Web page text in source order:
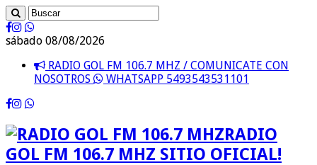
sábado 08/08/2026
RADIO GOL FM 106.7 MHZ / COMUNICATE CON
NOSOTROS
WHATSAPP 5493543531101
RADIO
GOL FM 106.7 MHZ SITIO OFICIAL!